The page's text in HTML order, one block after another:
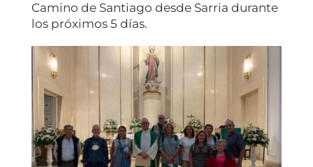
Camino de Santiago desde Sarria durante
los próximos 5 días.